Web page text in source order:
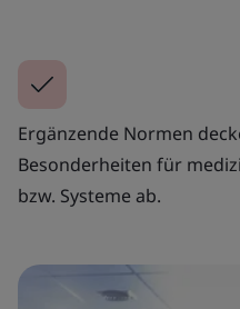
Ergänzende Normen
Besonderheiten für
bzw. Systeme ab.